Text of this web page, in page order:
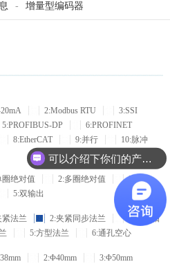
- 增量型编码器
2:Modbus RTU
3:SSI
5:PROFIBUS-DP
6:PROFINET
8:EtherCAT 9:并行
10:脉冲
圈绝对值 2:多圈绝对值
3:增量
5:双输出
紧法兰 2:夹紧同步法兰
3:盲孔轴
5:方型法兰 6:通孔空心
2:Φ40mm
3:Φ50mm
可以介绍下你们的产品么？